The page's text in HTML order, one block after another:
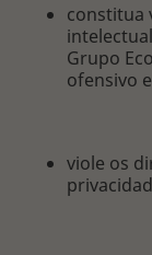
constitua
Grupo
ofensivo
viole os